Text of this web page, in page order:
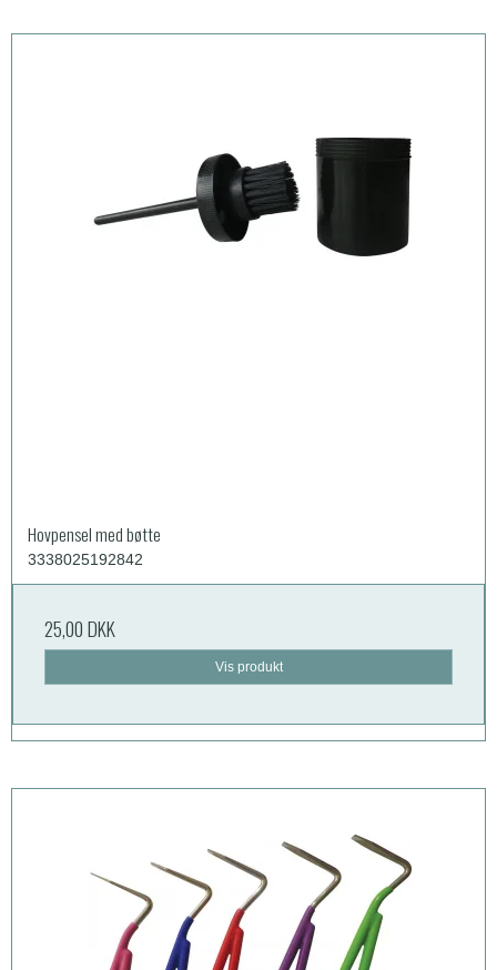
Hovpensel med bøtte
3338025192842
25,00 DKK
Vis produkt